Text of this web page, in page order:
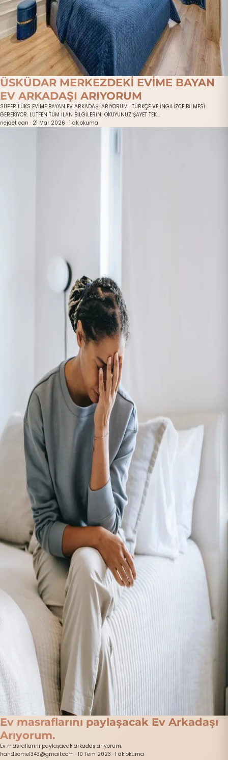
ÜSKÜDAR MERKEZDEKİ EVİME BAYAN
EV ARKADAŞI ARIYORUM
SÜPER LÜKS EVİME BAYAN EV ARKADAŞI ARIYORUM . TÜRKÇE VE İNGİLİZCE BİLMESİ
GEREKİYOR. LÜTFEN TÜM İLAN BİLGİLERİNİ OKUYUNUZ ŞAYET TEK...
nejdet can · 21 Mar 2026 · 1 dk okuma
Ev masraflarını paylaşacak Ev Arkadaşı
Arıyorum.
Ev masraflarını paylaşacak arkadaş arıyorum.
handsome1343@gmail.com · 10 Tem 2023 · 1 dk okuma